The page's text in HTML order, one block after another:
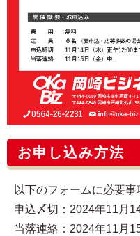
お申し込み方法
以下のフォームに必要事
申込〆切：2024年11月
当落連絡：2024年11月